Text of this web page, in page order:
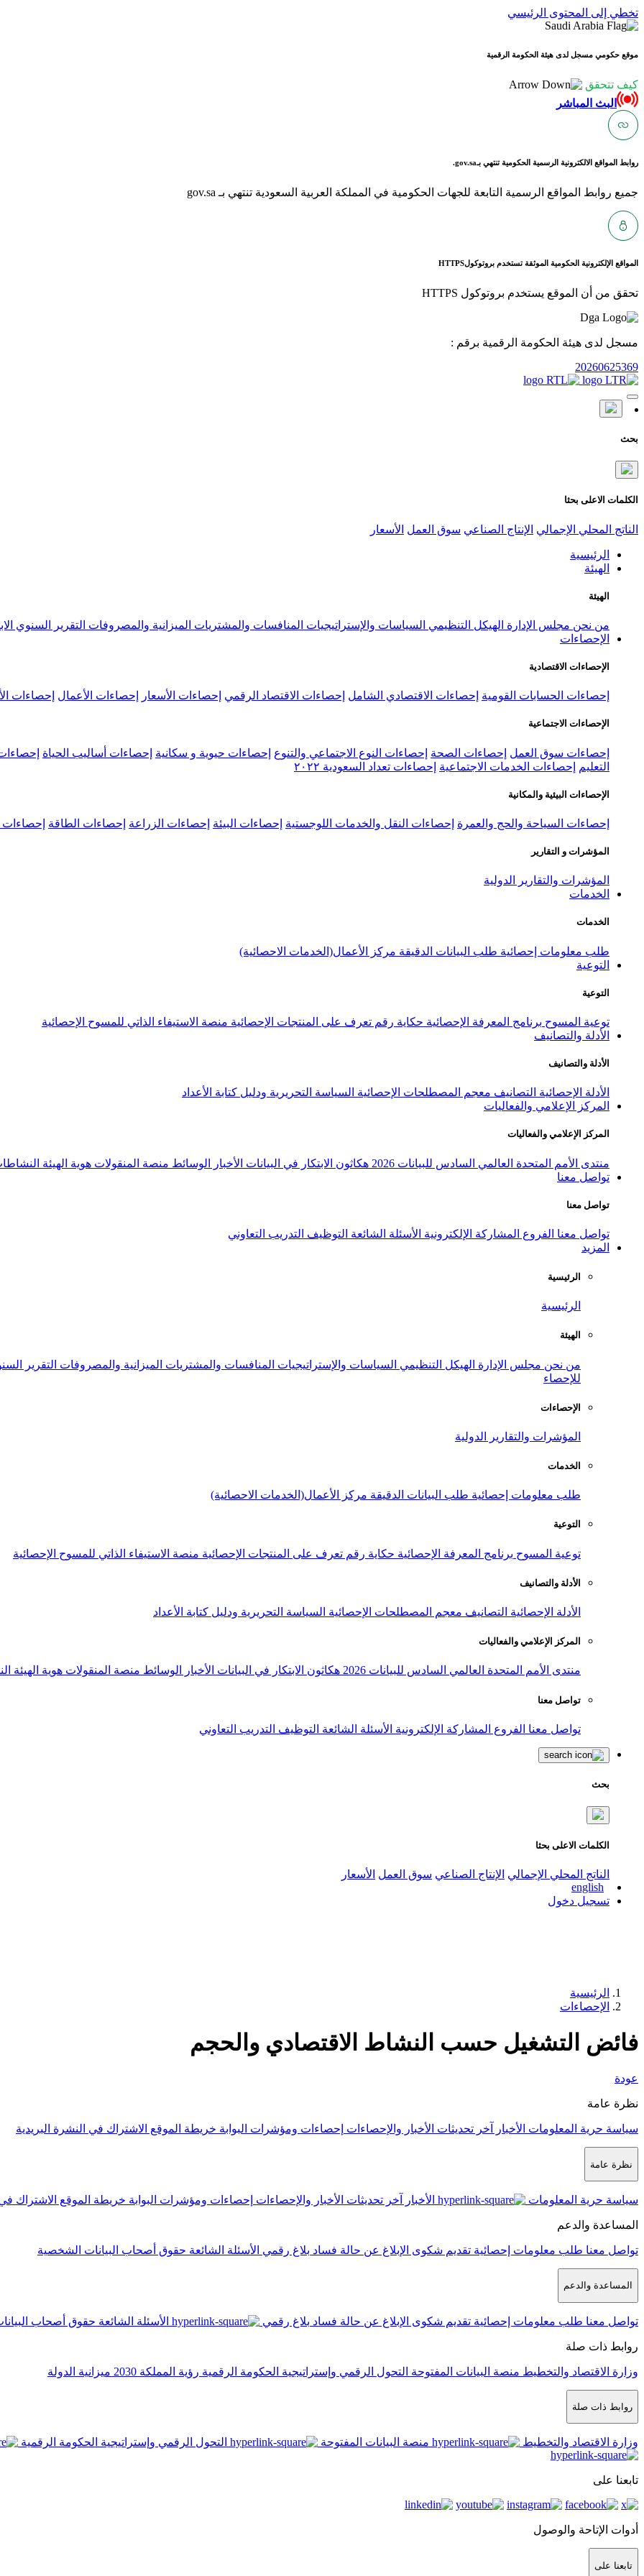
تخطي إلى المحتوى الرئيسي
موقع حكومي مسجل لدى هيئة الحكومة الرقمية
كيف تتحقق
البث المباشر
روابط المواقع الالكترونية الرسمية الحكومية تنتهي بـgov.sa.
جميع روابط المواقع الرسمية التابعة للجهات الحكومية في المملكة العربية السعودية تنتهي بـ gov.sa
المواقع الإلكترونية الحكومية الموثقة تستخدم بروتوكولHTTPS
تحقق من أن الموقع يستخدم بروتوكول HTTPS
مسجل لدى هيئة الحكومة الرقمية برقم :
20260625369
بحث
الكلمات الاعلى بحثا
الناتج المحلي الإجمالي الإنتاج الصناعي سوق العمل الأسعار
الرئيسية
الهيئة
الهيئة
من نحن مجلس الإدارة الهيكل التنظيمي السياسات والإستراتيجيات المنافسات والمشتريات الميزانية والمصروفات التقرير السنوي
الإحصاءات
الإحصاءات الاقتصادية
إحصاءات الحسابات القومية إحصاءات الاقتصادي الشامل إحصاءات الاقتصاد الرقمي إحصاءات الأسعار إحصاءات الأعمال إحصاءات
الإحصاءات الاجتماعية
إحصاءات سوق العمل إحصاءات الصحة إحصاءات النوع الاجتماعي والتنوع إحصاءات حيوية و سكانية إحصاءات أساليب الحياة
التعليم
إحصاءات الخدمات الاجتماعية إحصاءات تعداد السعودية ٢٠٢٢
الإحصاءات البيئية والمكانية
إحصاءات السياحة والحج والعمرة إحصاءات النقل والخدمات اللوجستية إحصاءات البيئة إحصاءات الزراعة إحصاءات الطاقة إحصاءات
المؤشرات و التقارير
المؤشرات والتقارير الدولية
الخدمات
الخدمات
طلب معلومات إحصائية طلب البيانات الدقيقة مركز الأعمال(الخدمات الاحصائية)
التوعية
التوعية
توعية المسوح برنامج المعرفة الإحصائية حكاية رقم تعرف على المنتجات الإحصائية منصة الاستيفاء الذاتي للمسوح الإحصائية
الأدلة والتصانيف
الأدلة والتصانيف
الأدلة الإحصائية التصانيف معجم المصطلحات الإحصائية السياسة التحريرية ودليل كتابة الأعداد
المركز الإعلامي والفعاليات
المركز الإعلامي والفعاليات
منتدى الأمم المتحدة العالمي السادس للبيانات 2026 هكاثون الابتكار في البيانات الأخبار الوسائط منصة المنقولات هوية الهيئة
تواصل معنا
تواصل معنا
تواصل معنا الفروع المشاركة الإلكترونية الأسئلة الشائعة التوظيف التدريب التعاوني
المزيد
الرئيسية
الرئيسية
الهيئة
من نحن مجلس الإدارة الهيكل التنظيمي السياسات والإستراتيجيات المنافسات والمشتريات الميزانية والمصروفات التقرير
للإحصاء
الإحصاءات
المؤشرات والتقارير الدولية
الخدمات
طلب معلومات إحصائية طلب البيانات الدقيقة مركز الأعمال(الخدمات الاحصائية)
التوعية
توعية المسوح برنامج المعرفة الإحصائية حكاية رقم تعرف على المنتجات الإحصائية منصة الاستيفاء الذاتي للمسوح الإحصائية
الأدلة والتصانيف
الأدلة الإحصائية التصانيف معجم المصطلحات الإحصائية السياسة التحريرية ودليل كتابة الأعداد
المركز الإعلامي والفعاليات
منتدى الأمم المتحدة العالمي السادس للبيانات 2026 هكاثون الابتكار في البيانات الأخبار الوسائط منصة المنقولات هوية الهيئة
تواصل معنا
تواصل معنا الفروع المشاركة الإلكترونية الأسئلة الشائعة التوظيف التدريب التعاوني
بحث
الكلمات الاعلى بحثا
الناتج المحلي الإجمالي الإنتاج الصناعي سوق العمل الأسعار
english
تسجيل دخول
الرئيسية
الإحصاءات
فائض التشغيل حسب النشاط الاقتصادي والحجم
عودة
نظرة عامة
سياسة حرية المعلومات الأخبار آخر تحديثات الأخبار والإحصاءات إحصاءات ومؤشرات البوابة خريطة الموقع الاشتراك في النشرة البريدية
نظرة عامة
سياسة حرية المعلومات الأخبار آخر تحديثات الأخبار والإحصاءات إحصاءات ومؤشرات البوابة خريطة الموقع الاشتراك
المساعدة والدعم
تواصل معنا طلب معلومات إحصائية تقديم شكوى الإبلاغ عن حالة فساد بلاغ رقمي الأسئلة الشائعة حقوق أصحاب البيانات الشخصية
المساعدة والدعم
تواصل معنا طلب معلومات إحصائية تقديم شكوى الإبلاغ عن حالة فساد بلاغ رقمي الأسئلة الشائعة حقوق أصحاب
روابط ذات صلة
وزارة الاقتصاد والتخطيط منصة البيانات المفتوحة التحول الرقمي وإستراتيجية الحكومة الرقمية رؤية المملكة 2030 ميزانية الدولة
روابط ذات صلة
وزارة الاقتصاد والتخطيط منصة البيانات المفتوحة التحول الرقمي وإستراتيجية الحكومة الرقمية
تابعنا على
أدوات الإتاحة والوصول
تابعنا على